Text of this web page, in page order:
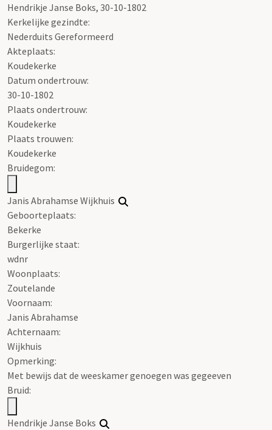
Hendrikje Janse Boks, 30-10-1802
Kerkelijke gezindte:
Nederduits Gereformeerd
Akteplaats:
Koudekerke
Datum ondertrouw:
30-10-1802
Plaats ondertrouw:
Koudekerke
Plaats trouwen:
Koudekerke
Bruidegom:
Janis Abrahamse Wijkhuis
Geboorteplaats:
Bekerke
Burgerlijke staat:
wdnr
Woonplaats:
Zoutelande
Voornaam:
Janis Abrahamse
Achternaam:
Wijkhuis
Opmerking:
Met bewijs dat de weeskamer genoegen was gegeeven
Bruid:
Hendrikje Janse Boks